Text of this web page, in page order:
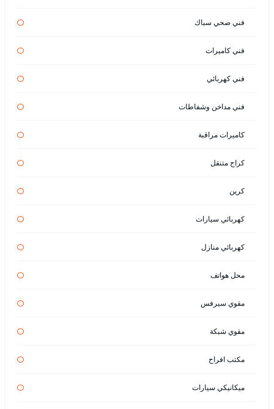
فني صحي سباك
فني كاميرات
فني كهربائي
فني مداخن وشفاطات
كاميرات مراقبة
كراج متنقل
كرين
كهربائي سيارات
كهربائي منازل
محل هواتف
مقوي سيرفس
مقوي شبكة
مكتب افراح
ميكانيكي سيارات